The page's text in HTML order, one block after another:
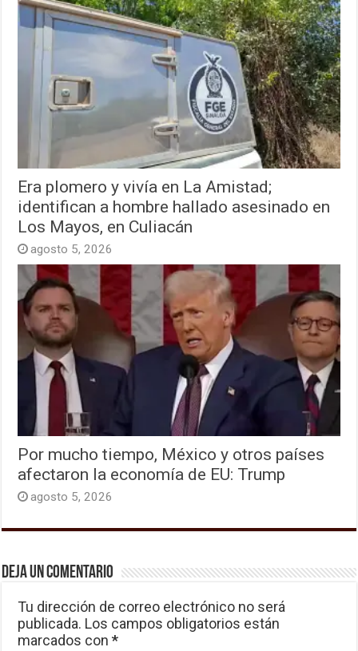
Era plomero y vivía en La Amistad;
identifican a hombre hallado asesinado en
Los Mayos, en Culiacán
agosto 5, 2026
Por mucho tiempo, México y otros países
afectaron la economía de EU: Trump
agosto 5, 2026
Deja un comentario
Tu dirección de correo electrónico no será
publicada. Los campos obligatorios están
marcados con*